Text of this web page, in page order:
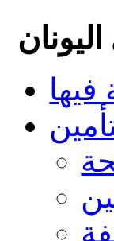
فيها